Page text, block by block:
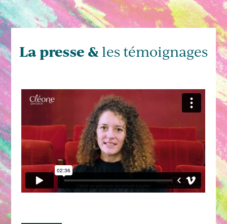
La presse & les témoignages